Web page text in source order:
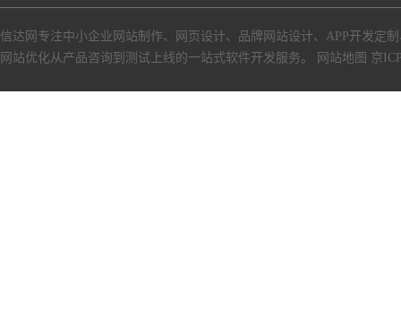
信达网专注中小企业网站制作、 网页设计、 品牌网站设计、 APP开发定制
网站优化从产品咨询到测试上线的一站式软件开发服务。
网站地图 京